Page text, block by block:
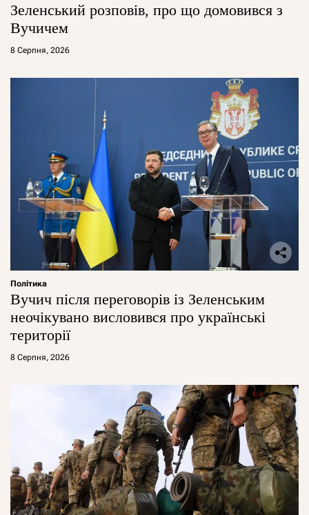
Зеленський розповів, про що домовився з
Вучичем
8 Серпня, 2026
Політика
Вучич після переговорів із Зеленським
неочікувано висловився про українські
території
8 Серпня, 2026